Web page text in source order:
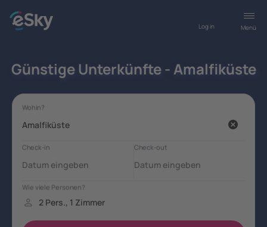
Menü
Log in
Günstige Unterkünfte - Amalfiküste